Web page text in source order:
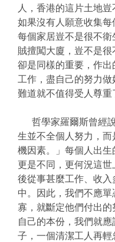
人，香港的這片土地
如果沒有人願意收集每
每個家居豈不是很不
賊擅闖大廈，豈不是很
卻是同樣的重要，作
工作，盡自己的努力做
難道就不值得受人尊重
哲學家羅爾斯曾經說
生並不全個人努力，
機因素。」每個人出
更是不同，更何況這
後從事甚麼工作、收
中。因此，我們不應
寡，就斷定他們付出
自己的本份，我們就
子，一個清潔工人再